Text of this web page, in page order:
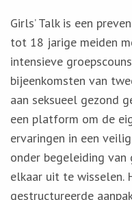
Girls’ Talk is een
tot 18 jarige meiden
intensieve
bijeenkomsten van
aan seksueel gezond
een platform om de
ervaringen in een
onder begeleiding
elkaar uit te wisselen.
gestructureerde